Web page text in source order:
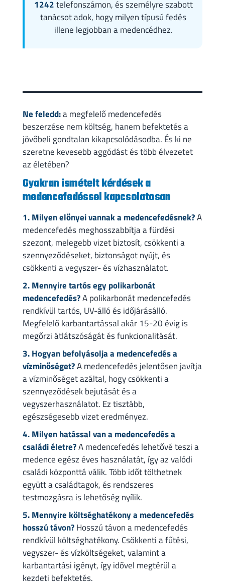
1242telefonszámon, és személyre szabott
tanácsot adok, hogy milyen típusú fedés
illene legjobban a medencédhez.
Ne feledd:a megfelelő medencefedés
beszerzése nem költség, hanem befektetés a
jövőbeli gondtalan kikapcsolódásodba. És ki ne
szeretne kevesebb aggódást és több élvezetet
az életében?
Gyakran ismételt kérdések a
medencefedéssel kapcsolatosan
1. Milyen előnyei vannak a medencefedésnek?A
medencefedés meghosszabbítja a fürdési
szezont, melegebb vizet biztosít, csökkenti a
szennyeződéseket, biztonságot nyújt, és
csökkenti a vegyszer- és vízhasználatot.
2. Mennyire tartós egy polikarbonát
medencefedés?A polikarbonát medencefedés
rendkívül tartós, UV-álló és időjárásálló.
Megfelelő karbantartással akár 15-20 évig is
megőrzi átlátszóságát és funkcionalitását.
3. Hogyan befolyásolja a medencefedés a
vízminőséget?A medencefedés jelentősen javítja
a vízminőséget azáltal, hogy csökkenti a
szennyeződések bejutását és a
vegyszerhasználatot. Ez tisztább,
egészségesebb vizet eredményez.
4. Milyen hatással van a medencefedés a
családi életre?A medencefedés lehetővé teszi a
medence egész éves használatát, így az valódi
családi központtá válik. Több időt tölthetnek
együtt a családtagok, és rendszeres
testmozgásra is lehetőség nyílik.
5. Mennyire költséghatékony a medencefedés
hosszú távon?Hosszú távon a medencefedés
rendkívül költséghatékony. Csökkenti a fűtési,
vegyszer- és vízköltségeket, valamint a
karbantartási igényt, így idővel megtérül a
kezdeti befektetés.